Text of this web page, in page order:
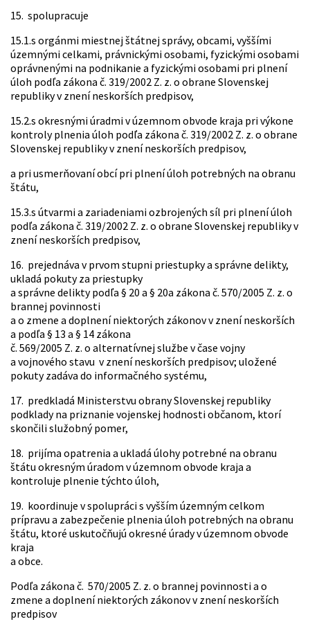
15. spolupracuje
15.1.s orgánmi miestnej štátnej správy, obcami, vyššími
územnými celkami, právnickými osobami, fyzickými osobami
oprávnenými na podnikanie a fyzickými osobami pri plnení
úloh podľa zákona č. 319/2002 Z. z. o obrane Slovenskej
republiky v znení neskorších predpisov,
15.2.s okresnými úradmi v územnom obvode kraja pri výkone
kontroly plnenia úloh podľa zákona č. 319/2002 Z. z. o obrane
Slovenskej republiky v znení neskorších predpisov,
a pri usmerňovaní obcí pri plnení úloh potrebných na obranu
štátu,
15.3.s útvarmi a zariadeniami ozbrojených síl pri plnení úloh
podľa zákona č. 319/2002 Z. z. o obrane Slovenskej republiky v
znení neskorších predpisov,
16. prejednáva v prvom stupni priestupky a správne delikty,
ukladá pokuty za priestupky
a správne delikty podľa § 20 a § 20a zákona č. 570/2005 Z. z. o
brannej povinnosti
a o zmene a doplnení niektorých zákonov v znení neskorších
a podľa § 13 a § 14 zákona
č. 569/2005 Z. z. o alternatívnej službe v čase vojny
a vojnového stavu v znení neskorších predpisov; uložené
pokuty zadáva do informačného systému,
17. predkladá Ministerstvu obrany Slovenskej republiky
podklady na priznanie vojenskej hodnosti občanom, ktorí
skončili služobný pomer,
18. prijíma opatrenia a ukladá úlohy potrebné na obranu
štátu okresným úradom v územnom obvode kraja a
kontroluje plnenie týchto úloh,
19. koordinuje v spolupráci s vyšším územným celkom
prípravu a zabezpečenie plnenia úloh potrebných na obranu
štátu, ktoré uskutočňujú okresné úrady v územnom obvode
kraja
a obce.
Podľa zákona č. 570/2005 Z. z. o brannej povinnosti a o
zmene a doplnení niektorých zákonov v znení neskorších
predpisov